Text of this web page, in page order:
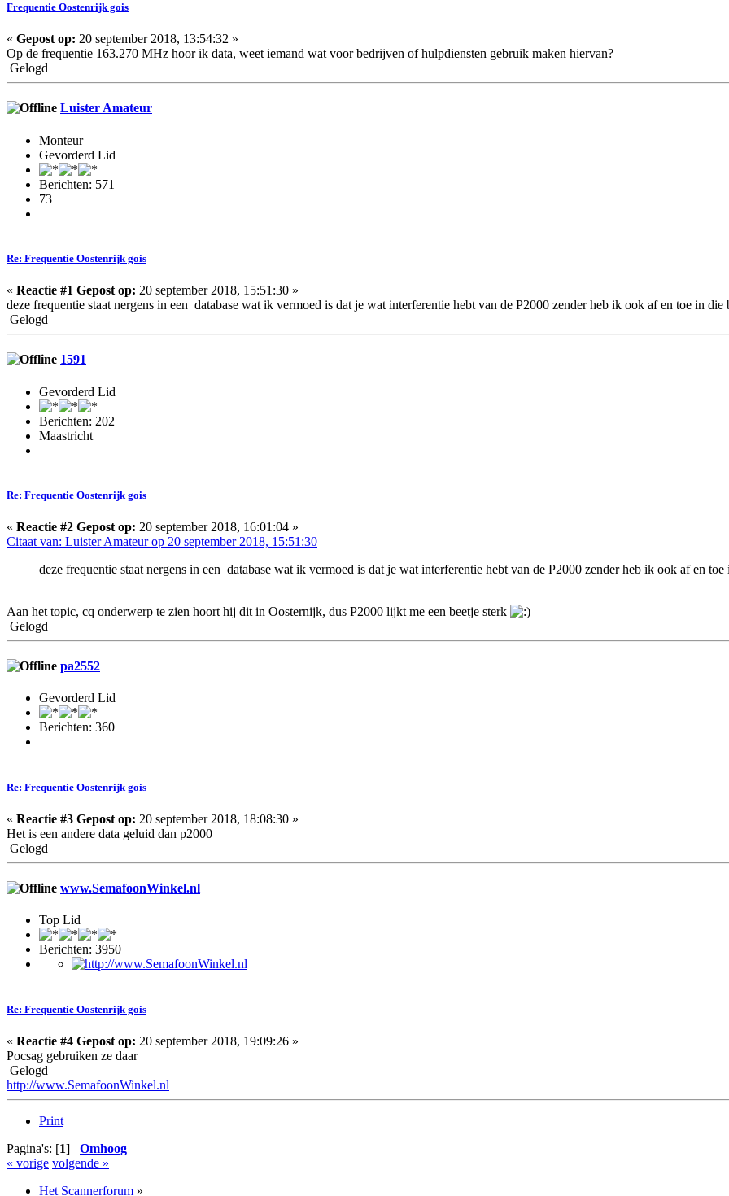
Frequentie Oostenrijk gois
« Gepost op: 20 september 2018, 13:54:32 »
Op de frequentie 163.270 MHz hoor ik data, weet iemand wat voor bedrijven of hulpdiensten gebruik maken hiervan?
Gelogd
Luister Amateur
Monteur
Gevorderd Lid
Berichten: 571
73
Re: Frequentie Oostenrijk gois
« Reactie #1 Gepost op: 20 september 2018, 15:51:30 »
deze frequentie staat nergens in een database wat ik vermoed is dat je wat interferentie hebt van de P2000 zender heb ik ook af en toe in die
Gelogd
1591
Gevorderd Lid
Berichten: 202
Maastricht
Re: Frequentie Oostenrijk gois
« Reactie #2 Gepost op: 20 september 2018, 16:01:04 »
Citaat van: Luister Amateur op 20 september 2018, 15:51:30
deze frequentie staat nergens in een database wat ik vermoed is dat je wat interferentie hebt van de P2000 zender heb ik ook af en toe
Aan het topic, cq onderwerp te zien hoort hij dit in Oosternijk, dus P2000 lijkt me een beetje sterk
Gelogd
pa2552
Gevorderd Lid
Berichten: 360
Re: Frequentie Oostenrijk gois
« Reactie #3 Gepost op: 20 september 2018, 18:08:30 »
Het is een andere data geluid dan p2000
Gelogd
www.SemafoonWinkel.nl
Top Lid
Berichten: 3950
Re: Frequentie Oostenrijk gois
« Reactie #4 Gepost op: 20 september 2018, 19:09:26 »
Pocsag gebruiken ze daar
Gelogd
http://www.SemafoonWinkel.nl
Print
Pagina's: [1] Omhoog
« vorige volgende »
Het Scannerforum »